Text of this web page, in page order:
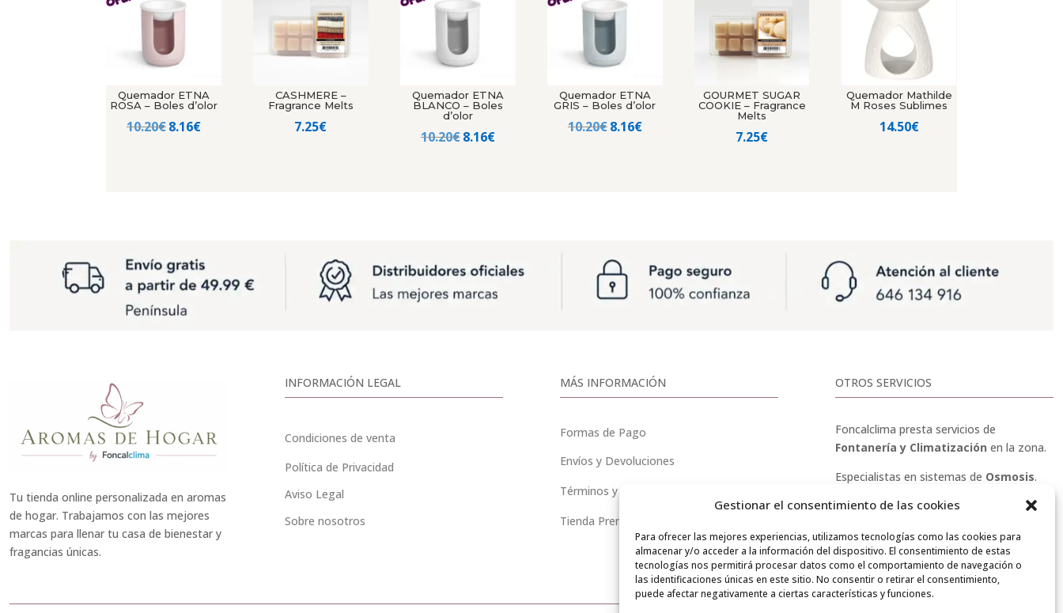
Gestionar el consentimiento de las cookies
Para ofrecer las mejores experiencias, utilizamos tecnologías como las cookies para
almacenar y/o acceder a la información del dispositivo. El consentimiento de estas
tecnologías nos permitirá procesar datos como el comportamiento de navegación o
las identificaciones únicas en este sitio. No consentir o retirar el consentimiento,
puede afectar negativamente a ciertas características y funciones.
Quemador ETNA
ROSA – Boles d’olor
10.20€El
8.16€El
CASHMERE –
Fragrance Melts
7.25€
Quemador ETNA
BLANCO – Boles
d’olor
10.20€El
8.16€El
Quemador ETNA
GRIS – Boles d’olor
10.20€El
8.16€El
GOURMET SUGAR
COOKIE – Fragrance
Melts
7.25€
Quemador Mathilde
M Roses Sublimes
14.50€
Tu tienda online personalizada en aromas
de hogar. Trabajamos con las mejores
marcas para llenar tu casa de bienestar y
fragancias únicas.
INFORMACIÓN LEGAL
Condiciones de venta
Política de Privacidad
Aviso Legal
Sobre nosotros
MÁS INFORMACIÓN
Formas de Pago
Envíos y Devoluciones
Términos y Condiciones
Tienda Premium «Boles d’olor»
OTROS SERVICIOS
Foncalclima presta servicios de
Fontanería y Climatización en la zona.
Especialistas en sistemas de Osmosis.
Pide presupuesto sin compromiso o